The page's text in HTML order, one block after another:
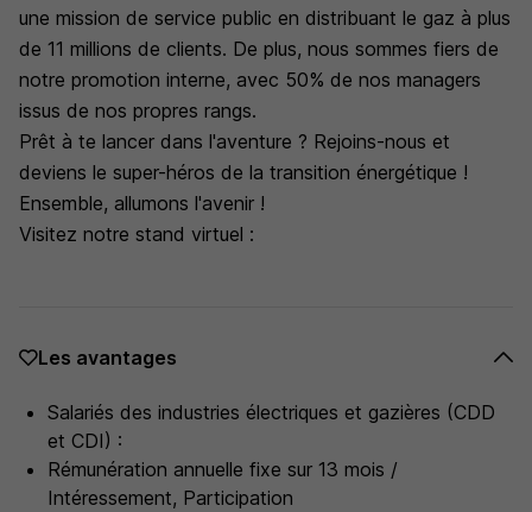
une mission de service public en distribuant le gaz à plus
de 11 millions de clients. De plus, nous sommes fiers de
notre promotion interne, avec 50% de nos managers
issus de nos propres rangs.
Prêt à te lancer dans l'aventure ? Rejoins-nous et
deviens le super-héros de la transition énergétique !
Ensemble, allumons l'avenir !
Visitez notre stand virtuel :
Les avantages
Salariés des industries électriques et gazières (CDD
et CDI) :
Rémunération annuelle fixe sur 13 mois /
Intéressement, Participation